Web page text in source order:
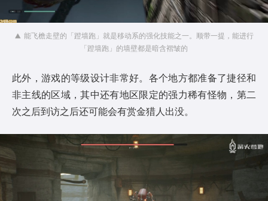
能飞檐走壁的「蹬墙跑」就是移动系的强化技能之一。顺带一提，能进行
「蹬墙跑」的墙壁都是暗含褶皱的
此外，游戏的等级设计非常好。各个地方都准备了捷径和
非主线的区域，其中还有地区限定的强力稀有怪物，第二
次之后到访之后还可能会有赏金猎人出没。